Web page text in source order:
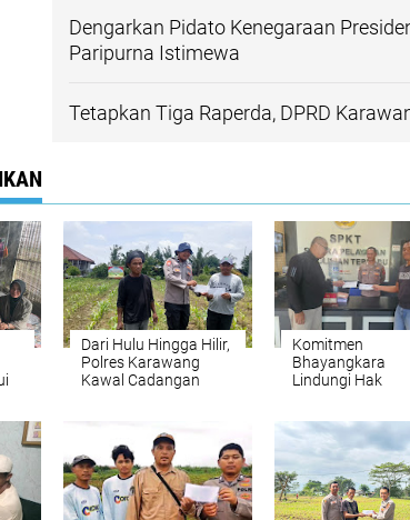
Dengarkan Pidato Kenegaraan
Paripurna Istimewa
Tetapkan Tiga Raperda, DPRD
Dari Hulu Hingga Hilir,
Polres Karawang
Kawal Cadangan
Komitmen
Bhayangkara
Lindungi Hak